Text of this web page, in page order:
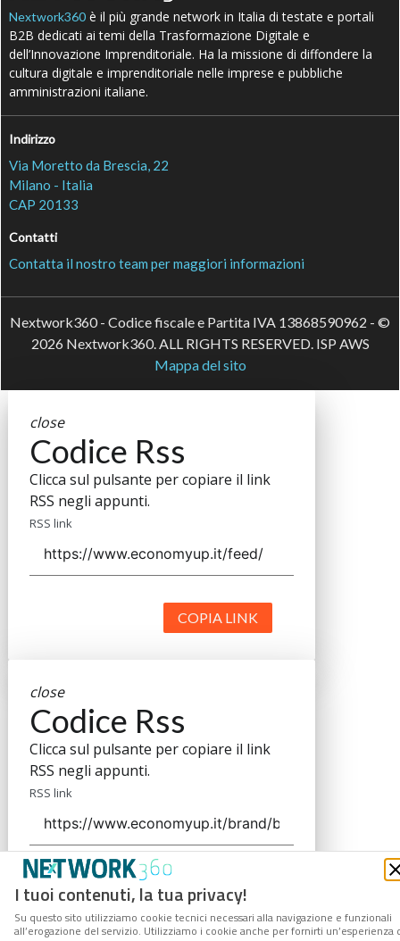
I tuoi contenuti, la tua privacy!
Su questo sito utilizziamo cookie tecnici necessari alla navigazione e funzionali
all’erogazione del servizio. Utilizziamo i cookie anche per fornirti un’esperienza
Nextwork360 è il più grande network in Italia di testate e portali
B2B dedicati ai temi della Trasformazione Digitale e
dell’Innovazione Imprenditoriale. Ha la missione di diffondere la
cultura digitale e imprenditoriale nelle imprese e pubbliche
amministrazioni italiane.
Indirizzo
Via Moretto da Brescia, 22
Milano - Italia
CAP 20133
Contatti
Contatta il nostro team per maggiori informazioni
Nextwork360 - Codice fiscale e Partita IVA 13868590962 - ©
2026 Nextwork360. ALL RIGHTS RESERVED. ISP AWS
Mappa del sito
close
Codice Rss
Clicca sul pulsante per copiare il link
RSS negli appunti.
RSS link
COPIA LINK
close
Codice Rss
Clicca sul pulsante per copiare il link
RSS negli appunti.
RSS link
COPIA LINK